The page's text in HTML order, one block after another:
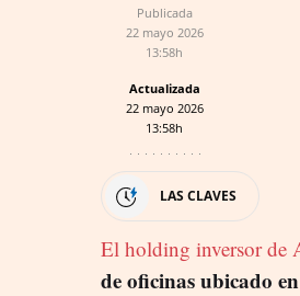
Publicada
22 mayo 2026
13:58h
Actualizada
22 mayo 2026
13:58h
LAS CLAVES
El holding inversor de
de oficinas ubicado